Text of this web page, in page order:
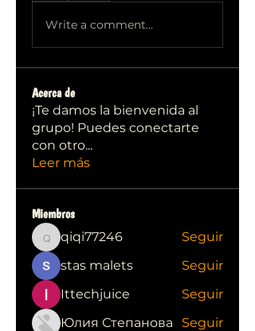
Write a comment...
Acerca de
¡Te damos la bienvenida al
grupo! Puedes conectarte
con otro...
Leer más
Miembros
qiqi77246
qiqi77246
Seguir
stas malets
Seguir
Ittechjuice
Seguir
Юлия Степанова
Seguir